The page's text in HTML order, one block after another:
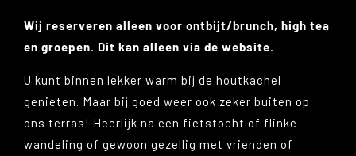
Wij reserveren alleen voor ontbijt/brunch, high tea
en groepen. Dit kan alleen via de website.
U kunt binnen lekker warm bij de houtkachel
genieten. Maar bij goed weer ook zeker buiten op
ons terras! Heerlijk na een fietstocht of flinke
wandeling of gewoon gezellig met vrienden of